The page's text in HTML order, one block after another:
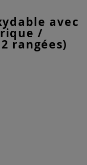
avec
/
rangées)